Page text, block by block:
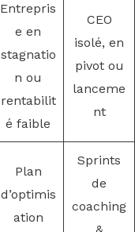
Entrepris
e en
stagnatio
n ou
rentabilit
é faible
CEO
isolé, en
pivot ou
lanceme
nt
Plan
d’optimis
ation
Sprints
de
coaching